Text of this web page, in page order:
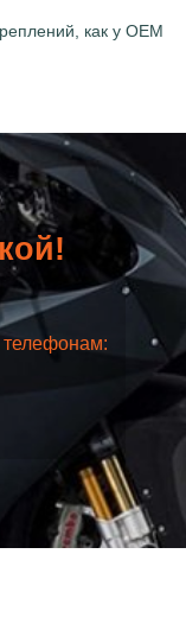
как у OEM
телефонам: